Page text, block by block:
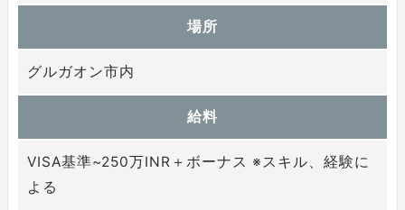
場所
グルガオン市内
給料
VISA基準~250万INR＋ボーナス ※スキル、経験に
よる